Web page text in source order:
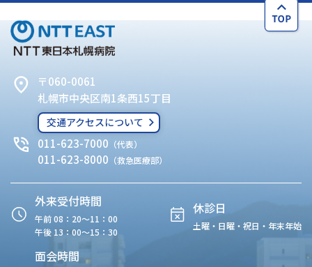
〒060-0061
札幌市中央区南1条西15丁目
交通アクセスについて
011-623-7000 （代表）
011-623-8000 （救急医療部）
外来受付時間
午前 08：20〜11：00
午後 13：00〜15：30
休診日
土曜・日曜・祝日・年末年始
面会時間